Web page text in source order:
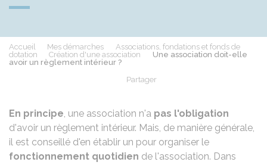
Accueil Mes démarches
Associations, fondations et fonds de
dotation
Création d'une association
Une association doit-elle
avoir un règlement intérieur ?
Partager
En principe, une association n'a pas l'obligation
d'avoir un règlement intérieur. Mais, de manière générale,
il est conseillé d'en établir un pour organiser le
fonctionnement quotidien de l'association. Dans